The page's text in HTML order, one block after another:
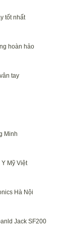
tốt nhất
hoàn hảo
tay
Minh
Mỹ Việt
Hà Nội
Jack SF200